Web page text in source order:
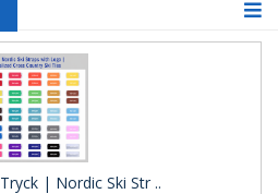
| Nordic Ski Str ..